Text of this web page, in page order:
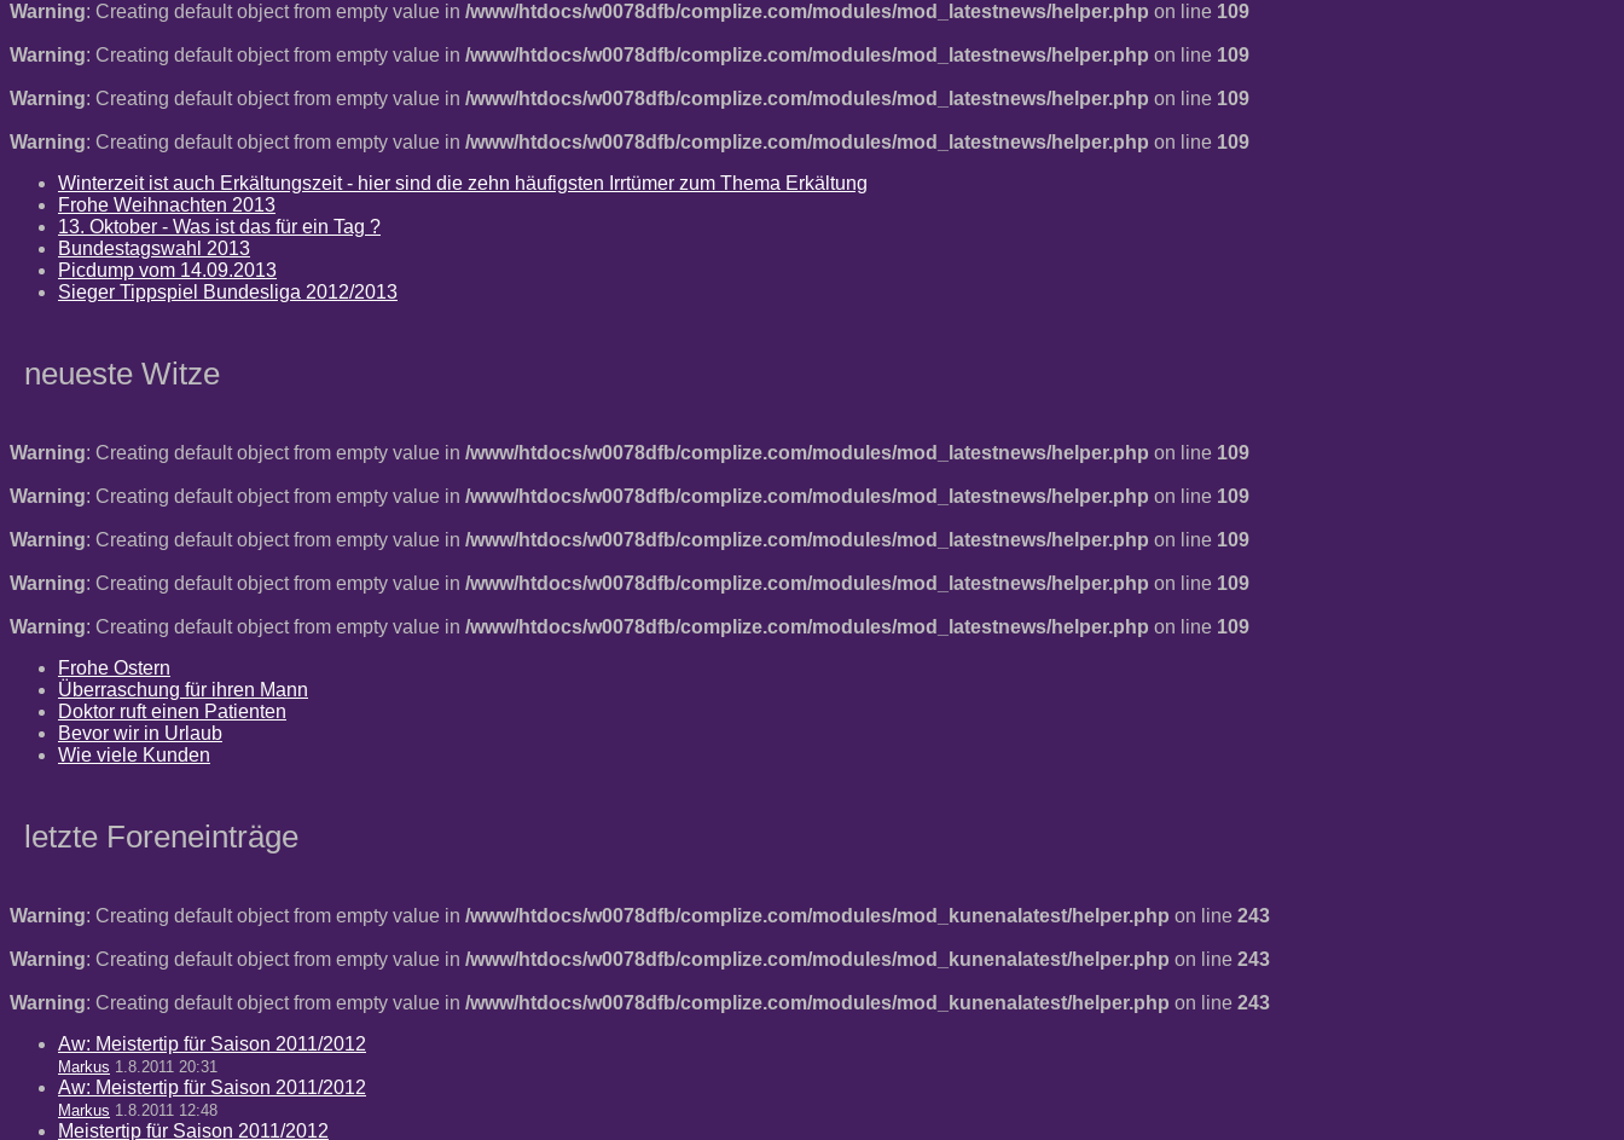
Warning: Creating default object from empty value in /www/htdocs/w0078dfb/complize.com/modules/mod_latestnews/helper.php on line 109
Warning: Creating default object from empty value in /www/htdocs/w0078dfb/complize.com/modules/mod_latestnews/helper.php on line 109
Warning: Creating default object from empty value in /www/htdocs/w0078dfb/complize.com/modules/mod_latestnews/helper.php on line 109
Warning: Creating default object from empty value in /www/htdocs/w0078dfb/complize.com/modules/mod_latestnews/helper.php on line 109
Winterzeit ist auch Erkältungszeit - hier sind die zehn häufigsten Irrtümer zum Thema Erkältung
Frohe Weihnachten 2013
13. Oktober - Was ist das für ein Tag ?
Bundestagswahl 2013
Picdump vom 14.09.2013
Sieger Tippspiel Bundesliga 2012/2013
neueste Witze
Warning: Creating default object from empty value in /www/htdocs/w0078dfb/complize.com/modules/mod_latestnews/helper.php on line 109
Warning: Creating default object from empty value in /www/htdocs/w0078dfb/complize.com/modules/mod_latestnews/helper.php on line 109
Warning: Creating default object from empty value in /www/htdocs/w0078dfb/complize.com/modules/mod_latestnews/helper.php on line 109
Warning: Creating default object from empty value in /www/htdocs/w0078dfb/complize.com/modules/mod_latestnews/helper.php on line 109
Warning: Creating default object from empty value in /www/htdocs/w0078dfb/complize.com/modules/mod_latestnews/helper.php on line 109
Frohe Ostern
Überraschung für ihren Mann
Doktor ruft einen Patienten
Bevor wir in Urlaub
Wie viele Kunden
letzte Foreneinträge
Warning: Creating default object from empty value in /www/htdocs/w0078dfb/complize.com/modules/mod_kunenalatest/helper.php on line 243
Warning: Creating default object from empty value in /www/htdocs/w0078dfb/complize.com/modules/mod_kunenalatest/helper.php on line 243
Warning: Creating default object from empty value in /www/htdocs/w0078dfb/complize.com/modules/mod_kunenalatest/helper.php on line 243
Aw: Meistertip für Saison 2011/2012
Markus 1.8.2011 20:31
Aw: Meistertip für Saison 2011/2012
Markus 1.8.2011 12:48
Meistertip für Saison 2011/2012